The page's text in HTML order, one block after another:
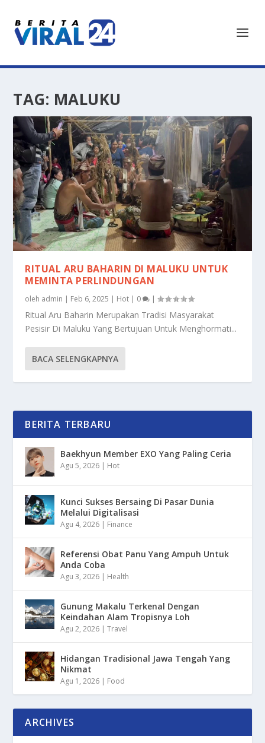
TAG: MALUKU
RITUAL ARU BAHARIN DI MALUKU UNTUK
MEMINTA PERLINDUNGAN
oleh admin | Feb 6, 2025 | Hot | 0 |
Ritual Aru Baharin Merupakan Tradisi Masyarakat
Pesisir Di Maluku Yang Bertujuan Untuk Menghormati...
BACA SELENGKAPNYA
BERITA TERBARU
Baekhyun Member EXO Yang Paling Ceria
Agu 5, 2026 | Hot
Kunci Sukses Bersaing Di Pasar Dunia
Melalui Digitalisasi
Agu 4, 2026 | Finance
Referensi Obat Panu Yang Ampuh Untuk
Anda Coba
Agu 3, 2026 | Health
Gunung Makalu Terkenal Dengan
Keindahan Alam Tropisnya Loh
Agu 2, 2026 |Travel
Hidangan Tradisional Jawa Tengah Yang
Nikmat
Agu 1, 2026 | Food
ARCHIVES